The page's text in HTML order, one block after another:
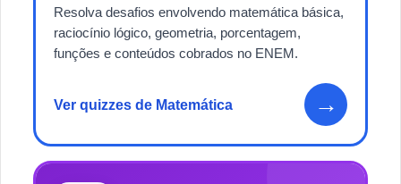
Resolva desafios envolvendo matemática básica,
raciocínio lógico, geometria, porcentagem,
funções e conteúdos cobrados no ENEM.
Ver quizzes de Matemática →